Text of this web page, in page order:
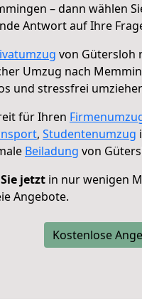
– dann wählen
Antwort auf Ihre
von Gütersloh
Umzug nach
und stressfrei
für Ihren
, Studentenumzug
Beiladung von
jetzt in nur wenigen
Angebote.
Kostenlose